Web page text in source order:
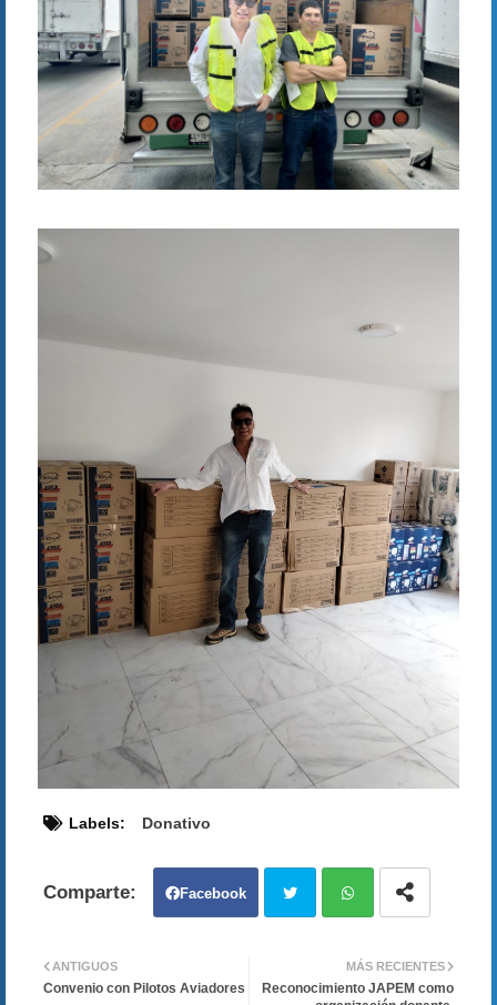
Labels: Donativo
Facebook
ter atsa
MÁS RECIENTES
Reconocimiento JAPEM como
ANTIGUOS
Convenio con Pilotos Aviadores